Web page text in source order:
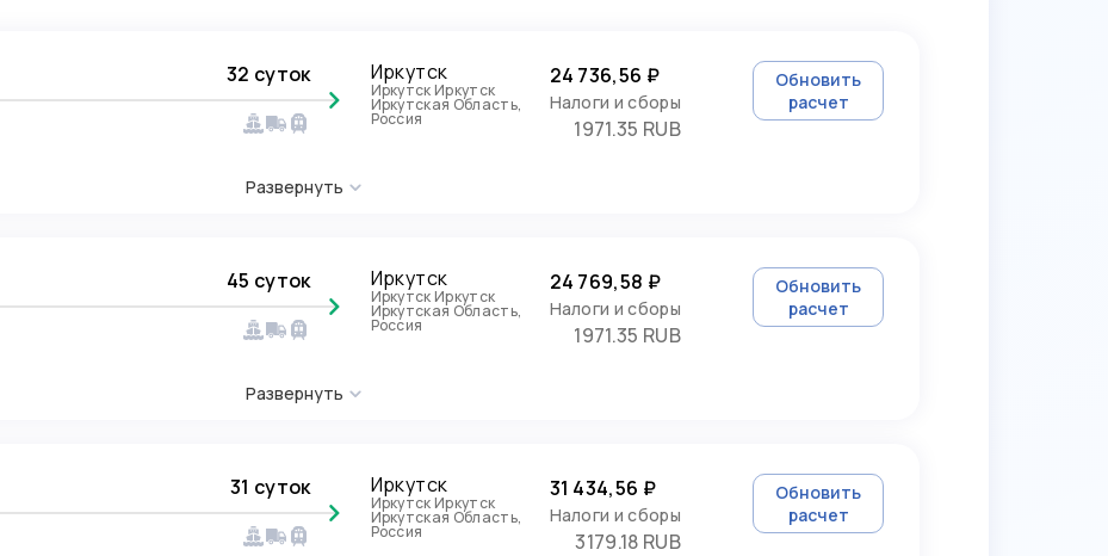
32 суток Иркутск
Иркутск Иркутск
Иркутская Область,
Россия
24 736,56 ₽
Налоги и сборы
1971.35 RUB
Обновить
расчет
Развернуть
45 суток Иркутск
Иркутск Иркутск
Иркутская Область,
Россия
24 769,58 ₽
Налоги и сборы
1971.35 RUB
Обновить
расчет
Развернуть
31 суток Иркутск
Иркутск Иркутск
Иркутская Область,
Россия
31 434,56 ₽
Налоги и сборы
3179.18 RUB
Обновить
расчет